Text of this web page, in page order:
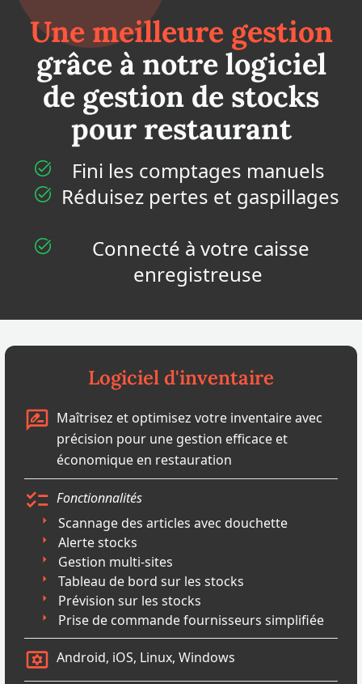
Une meilleure gestion
grâce à notre logiciel
de gestion de stocks
pour restaurant
Fini les comptages manuels
Réduisez pertes et gaspillages
Connecté à votre caisse
enregistreuse
Logiciel d'inventaire
Maîtrisez et optimisez votre inventaire avec
précision pour une gestion efficace et
économique en restauration
Fonctionnalités
Scannage des articles avec douchette
Alerte stocks
Gestion multi-sites
Tableau de bord sur les stocks
Prévision sur les stocks
Prise de commande fournisseurs simplifiée
Android, iOS, Linux, Windows